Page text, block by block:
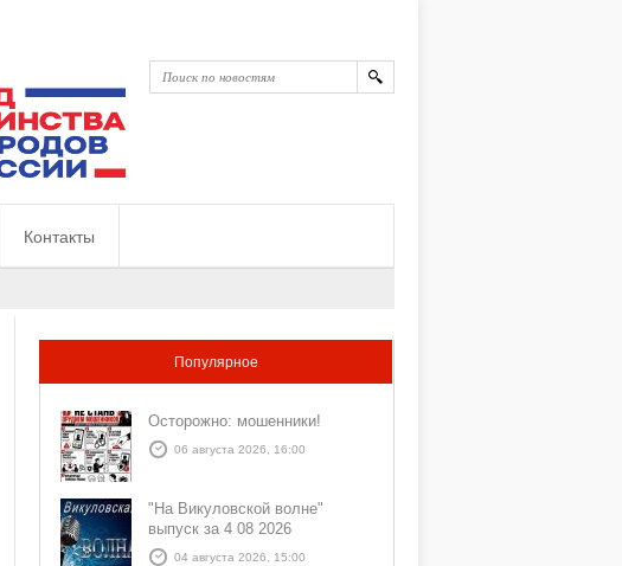
Контакты
Популярное
Осторожно: мошенники!
06 августа 2026, 16:00
"На Викуловской волне"
выпуск за 4 08 2026
04 августа 2026, 15:00